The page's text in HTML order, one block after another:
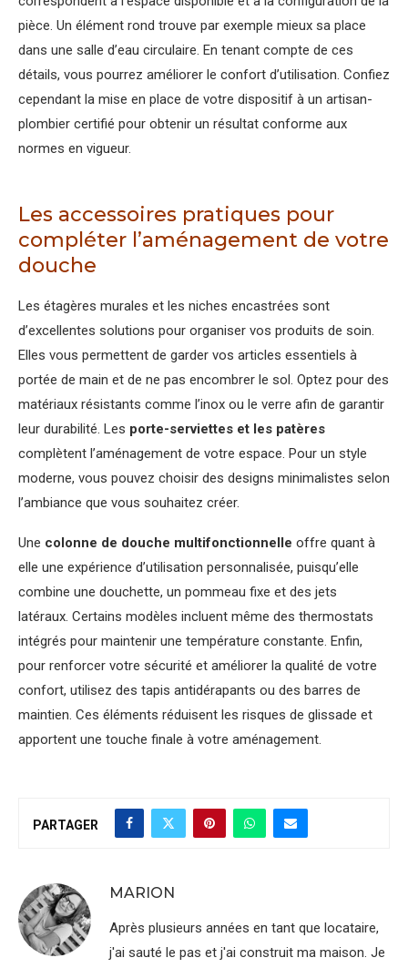
pièce. Un élément rond trouve par exemple mieux sa place
dans une salle d’eau circulaire. En tenant compte de ces
détails, vous pourrez améliorer le confort d’utilisation. Confiez
cependant la mise en place de votre dispositif à un artisan-
plombier certifié pour obtenir un résultat conforme aux
normes en vigueur.
Les accessoires pratiques pour
compléter l’aménagement de votre
douche
Les étagères murales et les niches encastrées sont
d’excellentes solutions pour organiser vos produits de soin.
Elles vous permettent de garder vos articles essentiels à
portée de main et de ne pas encombrer le sol. Optez pour des
matériaux résistants comme l’inox ou le verre afin de garantir
leur durabilité. Les porte-serviettes et les patères
complètent l’aménagement de votre espace. Pour un style
moderne, vous pouvez choisir des designs minimalistes selon
l’ambiance que vous souhaitez créer.
Une colonne de douche multifonctionnelle offre quant à
elle une expérience d’utilisation personnalisée, puisqu’elle
combine une douchette, un pommeau fixe et des jets
latéraux. Certains modèles incluent même des thermostats
intégrés pour maintenir une température constante. Enfin,
pour renforcer votre sécurité et améliorer la qualité de votre
confort, utilisez des tapis antidérapants ou des barres de
maintien. Ces éléments réduisent les risques de glissade et
apportent une touche finale à votre aménagement.
PARTAGER
MARION
Après plusieurs années en tant que locataire,
j'ai sauté le pas et j'ai construit ma maison. Je